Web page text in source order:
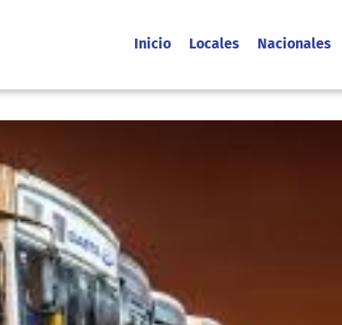
Inicio Locales Nacionales